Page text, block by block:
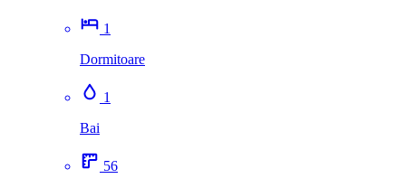
1
Dormitoare
1
Bai
56